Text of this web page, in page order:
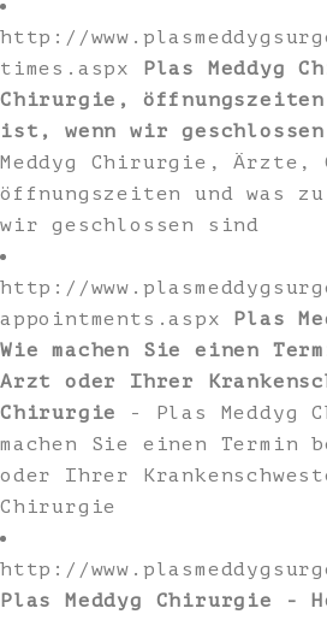
http://
times.aspx
Plas Meddyg
Chirurgie, öffnungszeiten
ist, wenn wir
Meddyg Chirurgie, Ärzte,
öffnungszeiten und was
wir geschlossen sind
http://
appointments.aspx Plas
Wie machen Sie einen
Arzt oder Ihrer
Chirurgie
- Plas Meddyg
machen Sie einen Termin
oder Ihrer
Chirurgie
http://
Plas Meddyg Chirurgie -